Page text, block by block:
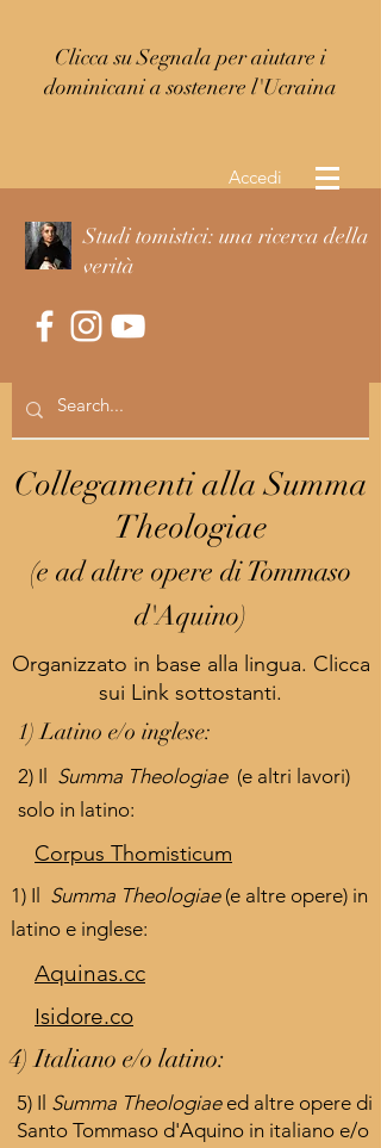
Clicca su Segnala per aiutare i
dominicani a sostenere l'Ucraina
Accedi
Studi tomistici: una ricerca della
verità
Collegamenti alla Summa
Theologiae
(e ad altre opere di Tommaso
d'Aquino)
Organizzato in base alla lingua. Clicca
sui Link sottostanti.
1) Latino e/o inglese:
2) Il Summa Theologiae(e altri lavori)
solo in latino:
Corpus Thomisticum
1) Il Summa Theologiae(e altre opere) in
latino e inglese:
Aquinas.cc
Isidore.co
4) Italiano e/o latino:
5) Il Summa Theologiaeed altre opere di
Santo Tommaso d'Aquino in italiano e/o